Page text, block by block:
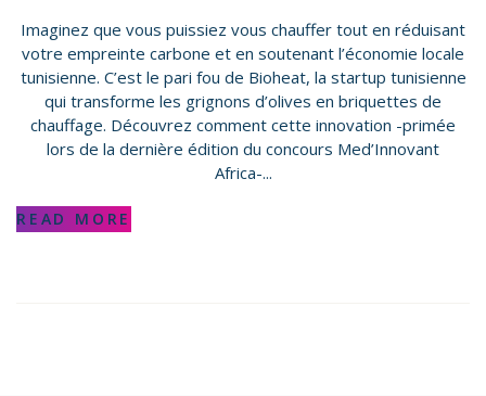
Imaginez que vous puissiez vous chauffer tout en réduisant
votre empreinte carbone et en soutenant l’économie locale
tunisienne. C’est le pari fou de Bioheat, la startup tunisienne
qui transforme les grignons d’olives en briquettes de
chauffage. Découvrez comment cette innovation -primée
lors de la dernière édition du concours Med’Innovant
Africa-...
READ MORE